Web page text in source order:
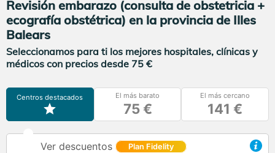
Revisión embarazo (consulta de obstetricia +
ecografía obstétrica) en la provincia de Illes
Balears
Seleccionamos para ti los mejores hospitales, clínicas y
médicos con precios desde 75 €
Centros destacados El más barato
75 €
El más cercano
141 €
Ver descuentos Plan Fidelity